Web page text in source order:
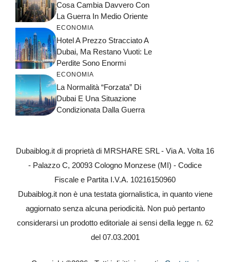
Cosa Cambia Davvero Con
La Guerra In Medio Oriente
ECONOMIA
Hotel A Prezzo Stracciato A
Dubai, Ma Restano Vuoti: Le
Perdite Sono Enormi
ECONOMIA
La Normalità “forzata” Di
Dubai E Una Situazione
Condizionata Dalla Guerra
Dubaiblog.it di proprietà di MRSHARE SRL - Via A. Volta 16
- Palazzo C, 20093 Cologno Monzese (MI) - Codice
Fiscale e Partita I.V.A. 10216150960
Dubaiblog.it non è una testata giornalistica, in quanto viene
aggiornato senza alcuna periodicità. Non può pertanto
considerarsi un prodotto editoriale ai sensi della legge n. 62
del 07.03.2001